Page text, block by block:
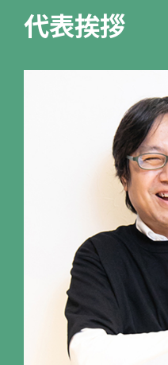
代表挨拶